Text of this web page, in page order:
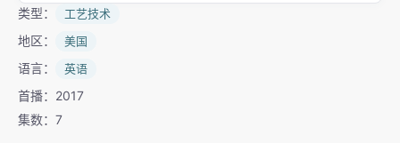
类型： 工艺技术
地区： 美国
语言： 英语
首播：2017
集数：7